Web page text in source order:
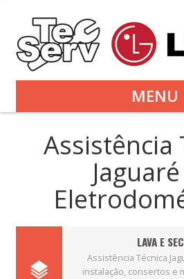
MENU
Assistência
LAVA E
Assistência Técnica
instalação, consertos e